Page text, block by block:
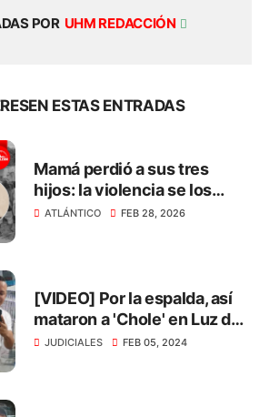
POR UHM REDACCIÓN
ESTAS ENTRADAS
Mamá perdió a sus tres
hijos: la violencia se los
arrebató en menos de 3
ATLÁNTICO FEB 28, 2026
[VIDEO] Por la espalda, así
mataron a 'Chole' en Luz del
Mundo
JUDICIALES FEB 05, 2024